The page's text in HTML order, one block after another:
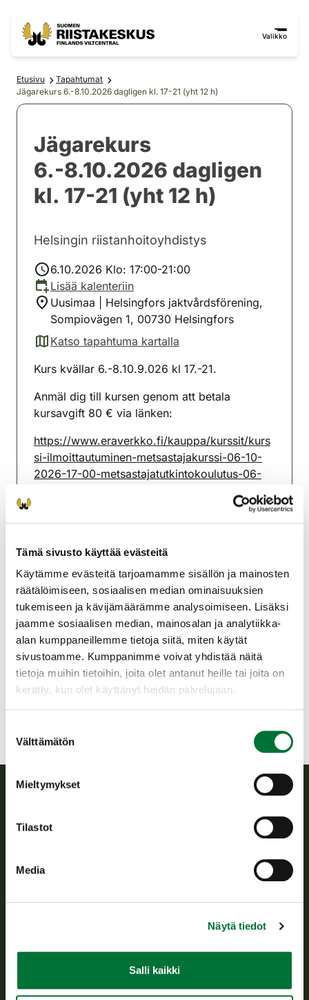
Tämä sivusto käyttää evästeitä
Käytämme evästeitä tarjoamamme sisällön ja mainosten
räätälöimiseen, sosiaalisen median ominaisuuksien
tukemiseen ja kävijämäärämme analysoimiseen. Lisäksi
jaamme sosiaalisen median, mainosalan ja analytiikka-
alan kumppaneillemme tietoja siitä, miten käytät
sivustoamme. Kumppanimme voivat yhdistää näitä
tietoja muihin tietoihin, joita olet antanut heille tai joita on
kerätty, kun olet käyttänyt heidän palvelujaan.
valinta
Välttämätön
Mieltymykset
Tilastot
Media
Näytä tiedot
Salli kaikki
Valikko
Etusivu
Tapahtumat
Jägarekurs 6.-8.10.2026 dagligen kl. 17-21 (yht 12 h)
Jägarekurs
6.-8.10.2026 dagligen
kl. 17-21 (yht 12 h)
Helsingin riistanhoitoyhdistys
6.10.2026 Klo: 17:00-21:00
Lisää kalenteriin
Uusimaa | Helsingfors jaktvårdsförening,
Sompiovägen 1, 00730 Helsingfors
Katso tapahtuma kartalla
(avautuu uuteen välilehteen)
Kurs kvällar 6.-8.10.9.026 kl 17.-21.
Anmäl dig till kursen genom att betala
kursavgift 80 € via länken:
https://www.eraverkko.fi/kauppa/kurssit/kurs
si-ilmoittautuminen-metsastajakurssi-06-10-
2026-17-00-metsastajatutkintokoulutus-06-
Examen kan vara utsåld, men om du har varit
på föregående kurs, har du en plats till
examen reserverat.
Helsingin riistanhoitoyhdistys
Uusimaa
050 5503357
helsinki@rhy.riista.fi
riistanhoitoyhdistysten toimintaa ja huolehtii riistapolitiikan
toimeenpanosta sekä vastaa sille säädetyistä julkisista
Avoinna arkipäivisin klo 9-15.